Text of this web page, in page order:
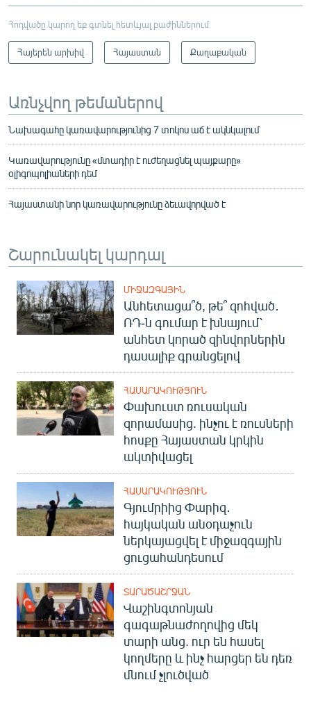
Հոդվածը կարող եք գտնել հետևյալ բաժիններում
Հայերեն արխիվ Հայաստան Քաղաքական
Առնչվող թեմաներով
Նախագահը կառավարությունից 7 տոկոս աճ է ակնկալում
Կառավարությունը «մտադիր է ուժեղացնել պայքարը»
օլիգոպոլիաների դեմ
Հայաստանի նոր կառավարությունը ձեւավորված է
Շարունակել կարդալ
ՄԻՋԱԶԳԱՅԻՆ
Անհետացա՞ծ, թե՞ զոհված․
ՌԴ-ն գումար է խնայում՝
անհետ կորած զինվորներին
դասալիք գրանցելով
ՀԱՍԱՐԱԿՈՒԹՅՈՒՆ
Փախուստ ռուսական
զորամասից. ինչու է ռուսների
հոսքը Հայաստան կրկին
ակտիվացել
ՀԱՍԱՐԱԿՈՒԹՅՈՒՆ
Գյումրիից Փարիզ․
հայկական անօդաչուն
ներկայացվել է միջազգային
ցուցահանդեսում
ՏԱՐԱԾԱՇՐՋԱՆ
Վաշինգտոնյան
գագաթնաժողովից մեկ
տարի անց. ուր են հասել
կողմերը և ինչ հարցեր են դեռ
մնում չլուծված